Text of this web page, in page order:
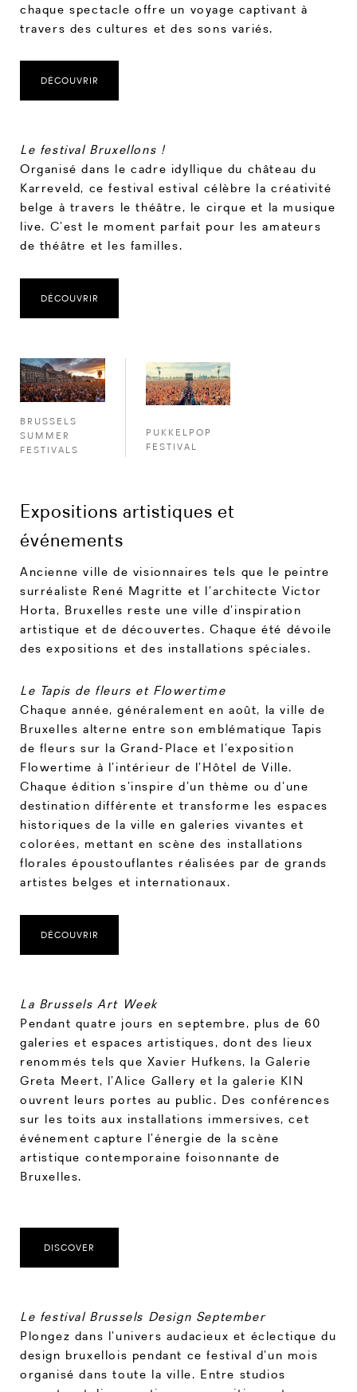
chaque spectacle offre un voyage captivant à
travers des cultures et des sons variés.
DÉCOUVRIR
Le festival Bruxellons !
Organisé dans le cadre idyllique du château du
Karreveld, ce festival estival célèbre la créativité
belge à travers le théâtre, le cirque et la musique
live. C’est le moment parfait pour les amateurs
de théâtre et les familles.
DÉCOUVRIR
BRUSSELS
SUMMER
FESTIVALS
PUKKELPOP
FESTIVAL
Expositions artistiques et
événements
Ancienne ville de visionnaires tels que le peintre
surréaliste René Magritte et l’architecte Victor
Horta, Bruxelles reste une ville d’inspiration
artistique et de découvertes. Chaque été dévoile
des expositions et des installations spéciales.
Le Tapis de fleurs et Flowertime
Chaque année, généralement en août, la ville de
Bruxelles alterne entre son emblématique Tapis
de fleurs sur la Grand-Place et l’exposition
Flowertime à l’intérieur de l’Hôtel de Ville.
Chaque édition s’inspire d’un thème ou d’une
destination différente et transforme les espaces
historiques de la ville en galeries vivantes et
colorées, mettant en scène des installations
florales époustouflantes réalisées par de grands
artistes belges et internationaux.
DÉCOUVRIR
La Brussels Art Week
Pendant quatre jours en septembre, plus de 60
galeries et espaces artistiques, dont des lieux
renommés tels que Xavier Hufkens, la Galerie
Greta Meert, l’Alice Gallery et la galerie KIN
ouvrent leurs portes au public. Des conférences
sur les toits aux installations immersives, cet
événement capture l’énergie de la scène
artistique contemporaine foisonnante de
Bruxelles.
DISCOVER
Le festival Brussels Design September
Plongez dans l’univers audacieux et éclectique du
design bruxellois pendant ce festival d’un mois
organisé dans toute la ville. Entre studios